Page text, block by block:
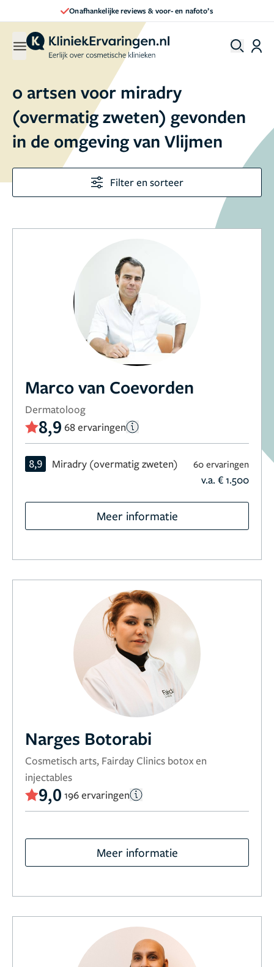
Onafhankelijke reviews & voor- en nafoto’s
0 artsen voor miradry
(overmatig zweten) gevonden
in de omgeving van Vlijmen
Filter en sorteer
Marco van Coevorden
Dermatoloog
8,9 68 ervaringen
8,9 Miradry (overmatig zweten) 60 ervaringen
v.a. € 1.500
Meer informatie
Narges Botorabi
Cosmetisch arts, Fairday Clinics botox en
injectables
9,0 196 ervaringen
Meer informatie